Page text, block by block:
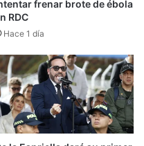
frenar brote de ébola
RDC
Hace 1 día